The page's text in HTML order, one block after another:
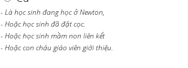
- Là học sinh đang học ở Newton,
- Hoặc học sinh đã đặt cọc.
- Hoặc học sinh mầm non liên kết
- Hoặc con cháu giáo viên giới thiệu.